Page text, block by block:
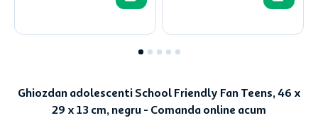
Ghiozdan adolescenti School Friendly Fan Teens, 46 x
29 x 13 cm, negru - Comanda online acum